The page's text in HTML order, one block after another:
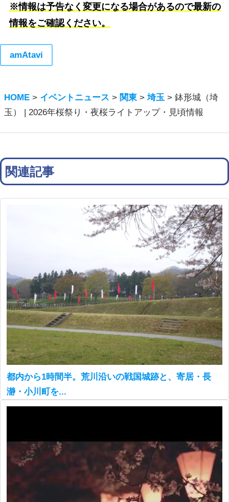
※情報は予告なく変更になる場合があるので最新の
情報をご確認ください。
amAtavi
HOME > イベントニュース > 関東 >埼玉 >鉢形城（埼
玉） | 2026年桜祭り・夜桜ライトアップ・見頃情報
関連記事
都内から1時間半。荒川沿いの戦国城跡と、寄居・長
瀞・小川町を...